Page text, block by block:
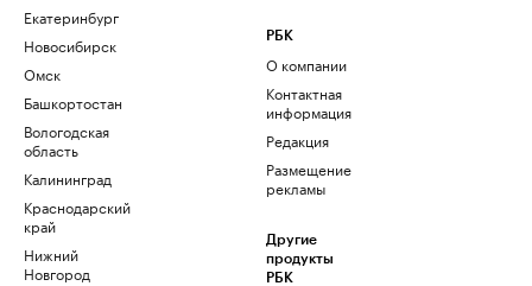
Екатеринбург
Новосибирск
Омск
Башкортостан
Вологодская
область
Калининград
Краснодарский
край
Нижний
Новгород
РБК
О компании
Контактная
информация
Редакция
Размещение
рекламы
Другие
продукты
РБК